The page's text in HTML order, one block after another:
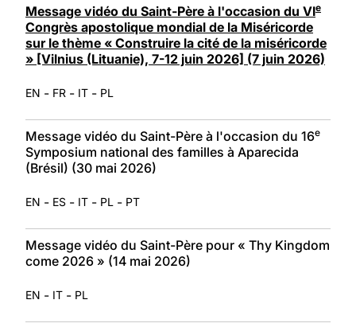
Message vidéo du Saint-Père à l'occasion du VIe
Congrès apostolique mondial de la Miséricorde
sur le thème « Construire la cité de la miséricorde
» [Vilnius (Lituanie), 7-12 juin 2026] (7 juin 2026)
EN - FR - IT - PL
Message vidéo du Saint-Père à l'occasion du 16e
Symposium national des familles à Aparecida
(Brésil) (30 mai 2026)
EN - ES - IT - PL - PT
Message vidéo du Saint-Père pour « Thy Kingdom
come 2026 » (14 mai 2026)
EN - IT - PL